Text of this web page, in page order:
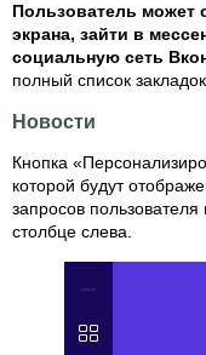
Пользователь может
экрана, зайти в
социальную сеть
полный список
Новости
Кнопка
которой будут
запросов
столбце слева.